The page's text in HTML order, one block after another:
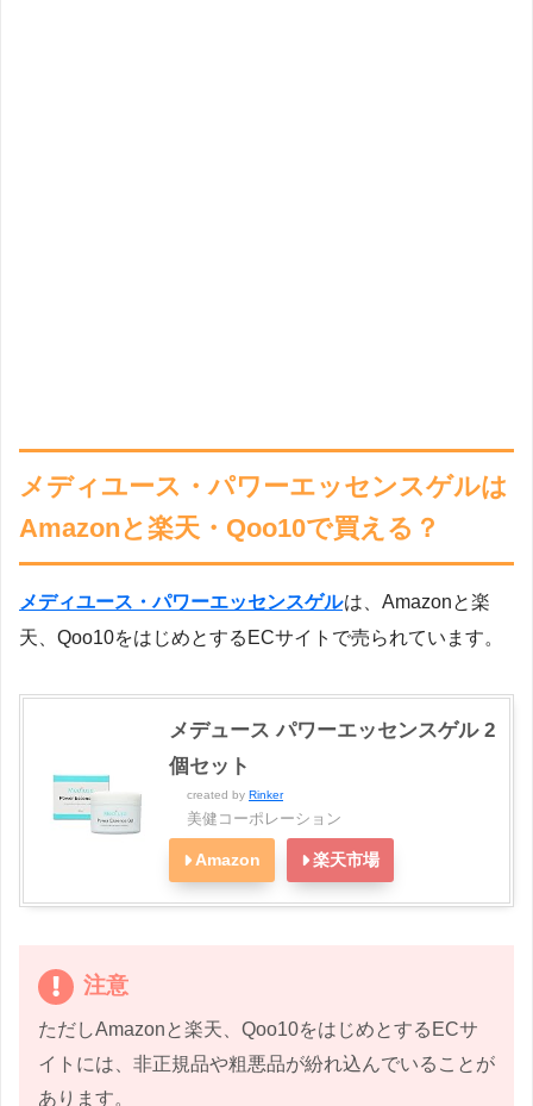
メディユース・パワーエッセンスゲルは
Amazonと楽天・Qoo10で買える？
メディユース・パワーエッセンスゲルは、Amazonと楽
天、Qoo10をはじめとするECサイトで売られています。
メデュース パワーエッセンスゲル 2
個セット
created by Rinker
美健コーポレーション
Amazon 楽天市場
注意
ただしAmazonと楽天、Qoo10をはじめとするECサ
イトには、非正規品や粗悪品が紛れ込んでいることが
あります。